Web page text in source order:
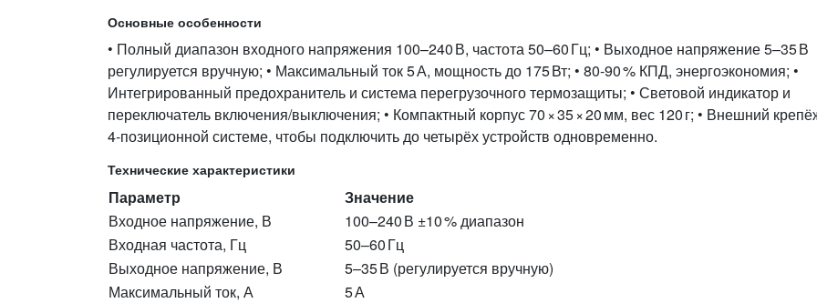
Основные особенности
• Полный диапазон входного напряжения 100–240 В, частота 50–60 Гц; • Выходное напряжение 5–35 В
регулируется вручную; • Максимальный ток 5 А, мощность до 175 Вт; • 80‑90 % КПД, энергоэкономия; •
Интегрированный предохранитель и система перегрузочного термозащиты; • Световой индикатор и
переключатель включения/выключения; • Компактный корпус 70 × 35 × 20 мм, вес 120 г; • Внешний
4‑позиционной системе, чтобы подключить до четырёх устройств одновременно.
Технические характеристики
Параметр
Значение
Входное напряжение, В
100–240 В ±10 % диапазон
Входная частота, Гц
50–60 Гц
Выходное напряжение, В
5–35 В (регулируется вручную)
Максимальный ток, А
5 А